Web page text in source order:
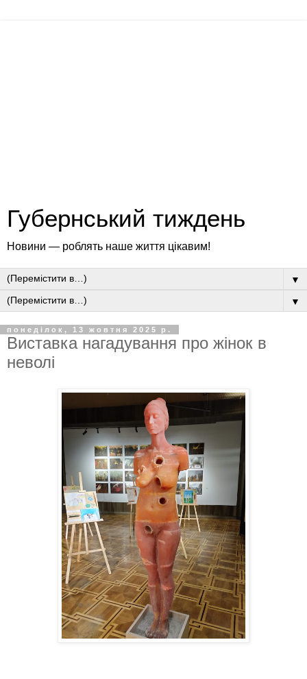
Губернський тиждень
Новини — роблять наше життя цікавим!
▼
▼
понеділок, 13 жовтня 2025 р.
Виставка нагадування про жінок в
неволі